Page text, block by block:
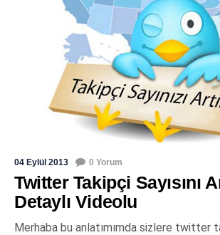
04 Eylül 2013 0 Yorum
Twitter Takipçi Sayısını
Detaylı Videolu
Merhaba bu anlatımımda sizlere twitter